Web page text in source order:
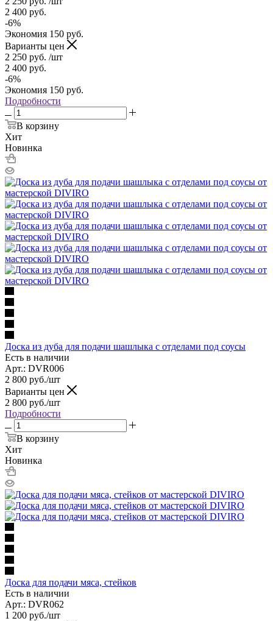
2 400 руб.
-6%
Экономия 150 руб.
Варианты цен
2 250 руб. /шт
2 400 руб.
-6%
Экономия 150 руб.
Подробности
В корзину
Хит
Новинка
Доска из дуба для подачи шашлыка с отделами под соусы
Есть в наличии
Арт.: DVR006
2 800 руб./шт
Варианты цен
2 800 руб./шт
Подробности
В корзину
Хит
Новинка
Доска для подачи мяса, стейков
Есть в наличии
Арт.: DVR062
1 200 руб./шт